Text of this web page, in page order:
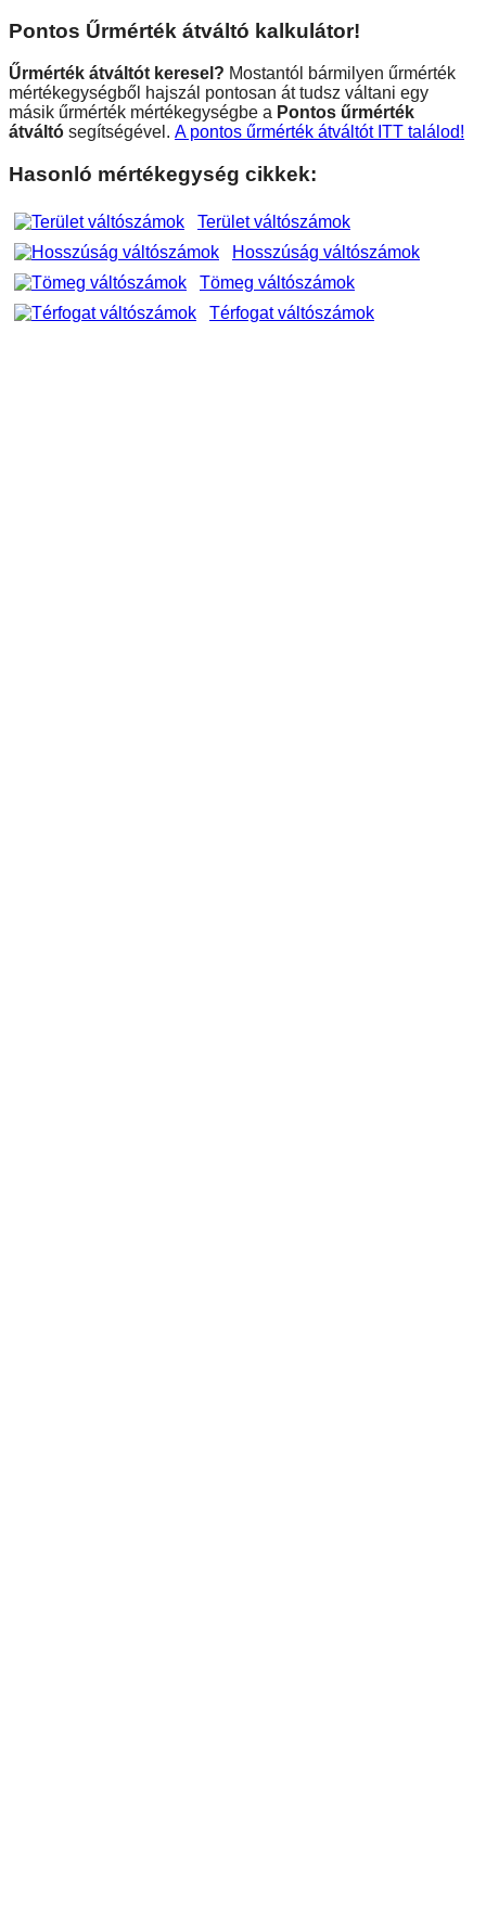
Pontos Űrmérték átváltó kalkulátor!
Űrmérték átváltót keresel? Mostantól bármilyen űrmérték
mértékegységből hajszál pontosan át tudsz váltani egy
másik űrmérték mértékegységbe a Pontos űrmérték
átváltó segítségével. A pontos űrmérték átváltót ITT találod!
Hasonló mértékegység cikkek:
Terület váltószámok
Hosszúság váltószámok
Tömeg váltószámok
Térfogat váltószámok